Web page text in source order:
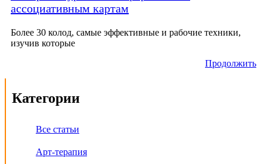
ассоциативным картам
Более 30 колод, самые эффективные и рабочие техники,
изучив которые
Продолжить
Категории
Все статьи
Арт-терапия